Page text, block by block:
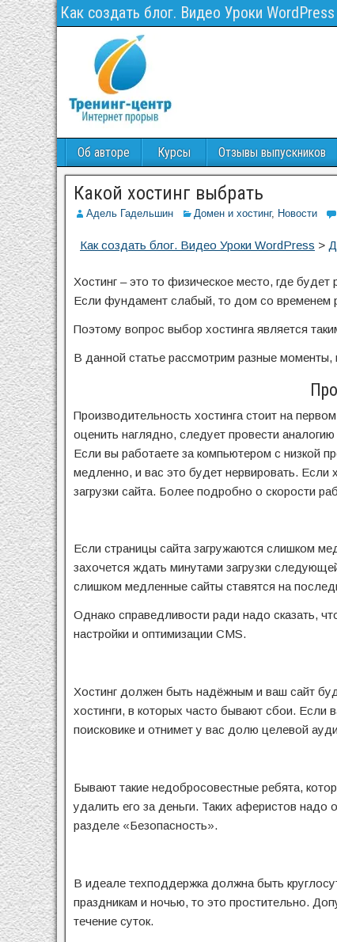
Как создать блог. Видео Уроки WordPress
Об авторе Курсы Отзывы выпускников
Какой хостинг выбрать
Адель Гадельшин Домен и хостинг, Новости
Как создать блог. Видео Уроки WordPress >
Хостинг – это то физическое место, где
Если фундамент слабый, то дом со временем
Поэтому вопрос выбор хостинга является
В данной статье рассмотрим разные
Производительность хостинга стоит на
оценить наглядно, следует провести
Если вы работаете за компьютером с низкой
медленно, и вас это будет нервировать. Если
загрузки сайта. Более подробно о скорости
Если страницы сайта загружаются слишком
захочется ждать минутами загрузки
слишком медленные сайты ставятся на
Однако справедливости ради надо сказать,
настройки и оптимизации CMS.
Хостинг должен быть надёжным и ваш сайт
хостинги, в которых часто бывают сбои. Если
поисковике и отнимет у вас долю целевой
Бывают такие недобросовестные ребята,
удалить его за деньги. Таких аферистов
разделе «Безопасность».
В идеале техподдержка должна быть
праздникам и ночью, то это простительно.
течение суток.